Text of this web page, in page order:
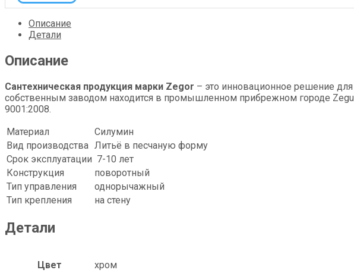
Описание
Детали
Описание
Сантехническая продукция марки Zegor – это инновационное решение
собственным заводом находится в промышленном прибрежном городе
9001:2008.
Материал
Силумин
Вид производства Литьё в песчаную форму
Срок эксплуатации 7-10 лет
Конструкция
поворотный
Тип управления
однорычажный
Тип крепления
на стену
Детали
Цвет хром